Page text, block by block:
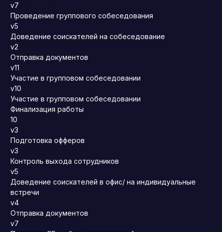
v7
Проведение группового собеседования
v5
Доведение соискателей на собеседование
v2
Отправка документов
v11
Участие в групповом собеседовании
v10
Участие в групповом собеседовании
Финализация работы
10
v3
Подготовка офферов
v3
Контроль выхода сотрудников
v5
Доведение соискателей в офис/ на индивидуальные
встречи
v4
Отправка документов
v7